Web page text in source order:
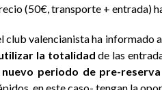
(50€, transporte + entrada)
club valencianista ha informado
la totalidad de las
periodo de pre-